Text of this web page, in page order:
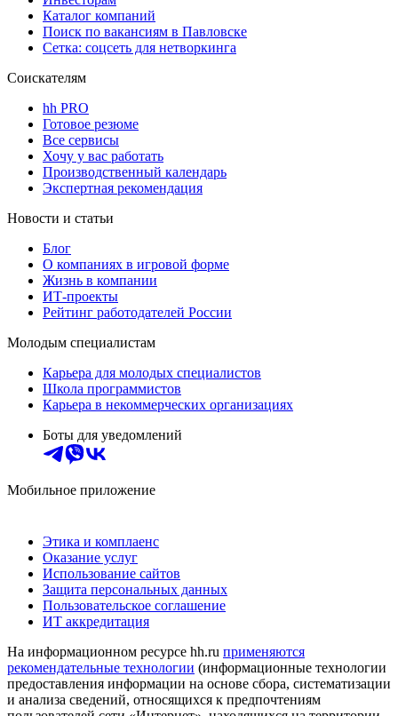
Каталог компаний
Поиск по вакансиям в Павловске
Сетка: соцсеть для нетворкинга
Соискателям
hh PRO
Готовое резюме
Все сервисы
Хочу у вас работать
Производственный календарь
Экспертная рекомендация
Новости и статьи
Блог
О компаниях в игровой форме
Жизнь в компании
ИТ-проекты
Рейтинг работодателей России
Молодым специалистам
Карьера для молодых специалистов
Школа программистов
Карьера в некоммерческих организациях
Боты для уведомлений
Мобильное приложение
Этика и комплаенс
Оказание услуг
Использование сайтов
Защита персональных данных
Пользовательское соглашение
ИТ аккредитация
На информационном ресурсе hh.ru применяются
рекомендательные технологии (информационные технологии
предоставления информации на основе сбора, систематизации
и анализа сведений, относящихся к предпочтениям